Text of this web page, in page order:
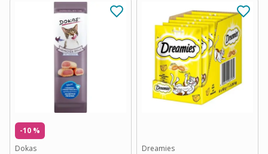
-10 %
Dokas
Dreamies